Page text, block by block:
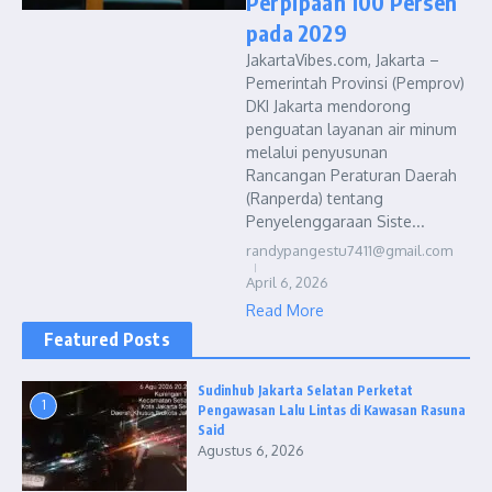
pada 2029
JakartaVibes.com, Jakarta –
Pemerintah Provinsi (Pemprov)
DKI Jakarta mendorong
penguatan layanan air minum
melalui penyusunan
Rancangan Peraturan Daerah
(Ranperda) tentang
Penyelenggaraan Siste...
randypangestu7411@gmail.com
April 6, 2026
Read More
Featured Posts
1
Sudinhub Jakarta Selatan Perketat
Pengawasan Lalu Lintas di Kawasan Rasuna
Said
Agustus 6, 2026